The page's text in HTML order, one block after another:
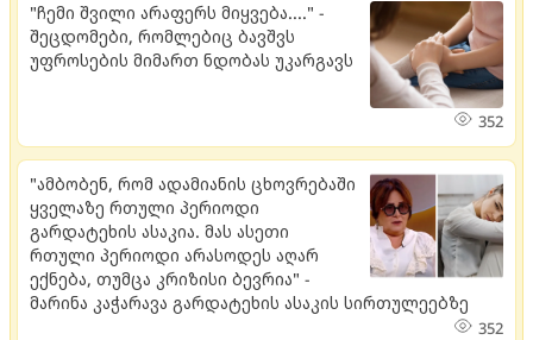
"ჩემი შვილი არაფერს მიყვება...." -
შეცდომები, რომლებიც ბავშვს
უფროსების მიმართ ნდობას უკარგავს
352
"ამბობენ, რომ ადამიანის ცხოვრებაში
ყველაზე რთული პერიოდი
გარდატეხის ასაკია. მას ასეთი
რთული პერიოდი არასოდეს აღარ
ექნება, თუმცა კრიზისი ბევრია" -
მარინა კაჭარავა გარდატეხის ასაკის სირთულეებზე
352